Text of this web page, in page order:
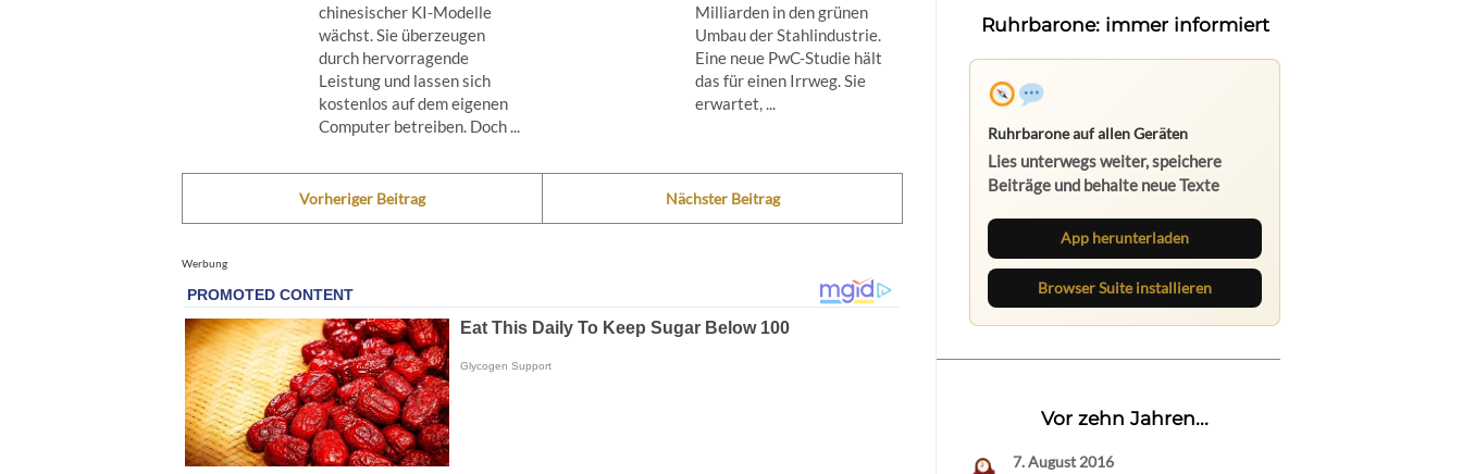
chinesischer KI-Modelle
wächst. Sie überzeugen
durch hervorragende
Leistung und lassen sich
kostenlos auf dem eigenen
Computer betreiben. Doch ...
Milliarden in den grünen
Umbau der Stahlindustrie.
Eine neue PwC-Studie hält
das für einen Irrweg. Sie
erwartet, ...
Vorheriger Beitrag Nächster Beitrag
Werbung
Ruhrbarone: immer informiert
Ruhrbarone auf allen Geräten
Lies unterwegs weiter, speichere
Beiträge und behalte neue Texte
App herunterladen
Browser Suite installieren
Vor zehn Jahren...
7. August 2016